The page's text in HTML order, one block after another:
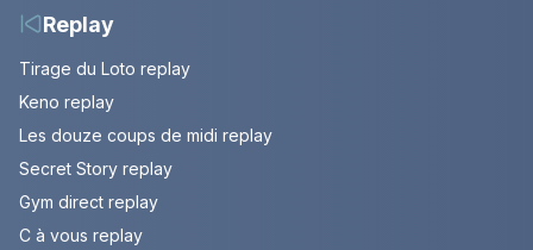
Replay
Tirage du Loto replay
Keno replay
Les douze coups de midi replay
Secret Story replay
Gym direct replay
C à vous replay